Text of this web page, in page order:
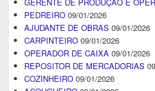
PEDREIRO 09/01/2026
AJUDANTE DE OBRAS 09/01/2026
CARPINTEIRO 09/01/2026
OPERADOR DE CAIXA 09/01/2026
REPOSITOR DE MERCADORIAS
COZINHEIRO 09/01/2026